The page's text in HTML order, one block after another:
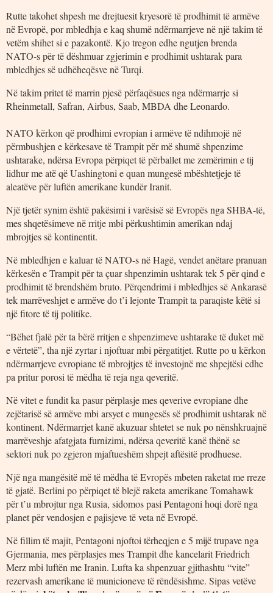
Rutte takohet shpesh me drejtuesit kryesorë të prodhimit të armëve
në Evropë, por mbledhja e kaq shumë ndërmarrjeve në një takim të
vetëm shihet si e pazakontë. Kjo tregon edhe ngutjen brenda
NATO-s për të dëshmuar zgjerimin e prodhimit ushtarak para
mbledhjes së udhëheqësve në Turqi.
Në takim pritet të marrin pjesë përfaqësues nga ndërmarrje si
Rheinmetall, Safran, Airbus, Saab, MBDA dhe Leonardo.
NATO kërkon që prodhimi evropian i armëve të ndihmojë në
përmbushjen e kërkesave të Trampit për më shumë shpenzime
ushtarake, ndërsa Evropa përpiqet të përballet me zemërimin e tij
lidhur me atë që Uashingtoni e quan mungesë mbështetjeje të
aleatëve për luftën amerikane kundër Iranit.
Një tjetër synim është pakësimi i varësisë së Evropës nga SHBA-të,
mes shqetësimeve në rritje mbi përkushtimin amerikan ndaj
mbrojtjes së kontinentit.
Në mbledhjen e kaluar të NATO-s në Hagë, vendet anëtare pranuan
kërkesën e Trampit për ta çuar shpenzimin ushtarak tek 5 për qind e
prodhimit të brendshëm bruto. Përqendrimi i mbledhjes së Ankarasë
tek marrëveshjet e armëve do t’i lejonte Trampit ta paraqiste këtë si
një fitore të tij politike.
“Bëhet fjalë për ta bërë rritjen e shpenzimeve ushtarake të duket më
e vërtetë”, tha një zyrtar i njoftuar mbi përgatitjet. Rutte po u kërkon
ndërmarrjeve evropiane të mbrojtjes të investojnë me shpejtësi edhe
pa pritur porosi të mëdha të reja nga qeveritë.
Në vitet e fundit ka pasur përplasje mes qeverive evropiane dhe
zejëtarisë së armëve mbi arsyet e mungesës së prodhimit ushtarak në
kontinent. Ndërmarrjet kanë akuzuar shtetet se nuk po nënshkruajnë
marrëveshje afatgjata furnizimi, ndërsa qeveritë kanë thënë se
sektori nuk po zgjeron mjaftueshëm shpejt aftësitë prodhuese.
Një nga mangësitë më të mëdha të Evropës mbeten raketat me rreze
të gjatë. Berlini po përpiqet të blejë raketa amerikane Tomahawk
për t’u mbrojtur nga Rusia, sidomos pasi Pentagoni hoqi dorë nga
planet për vendosjen e pajisjeve të veta në Evropë.
Në fillim të majit, Pentagoni njoftoi tërheqjen e 5 mijë trupave nga
Gjermania, mes përplasjes mes Trampit dhe kancelarit Friedrich
Merz mbi luftën me Iranin. Lufta ka shpenzuar gjithashtu “vite”
rezervash amerikane të municioneve të rëndësishme. Sipas vetëve